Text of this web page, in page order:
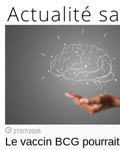
27/07/2026
Le vaccin BCG pourrait